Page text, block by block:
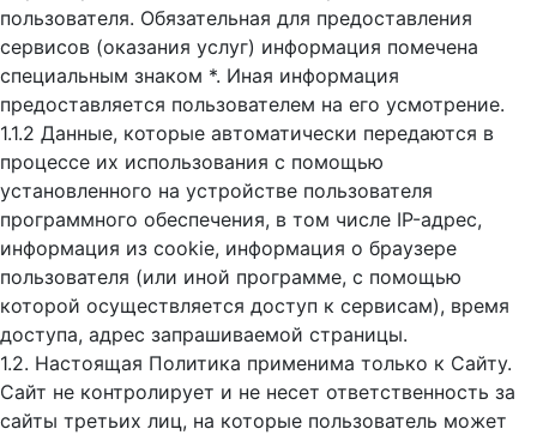
пользователя. Обязательная для предоставления
сервисов (оказания услуг) информация помечена
специальным знаком *. Иная информация
предоставляется пользователем на его усмотрение.
1.1.2 Данные, которые автоматически передаются в
процессе их использования с помощью
установленного на устройстве пользователя
программного обеспечения, в том числе IP-адрес,
информация из cookie, информация о браузере
пользователя (или иной программе, с помощью
которой осуществляется доступ к cервисам), время
доступа, адрес запрашиваемой страницы.
1.2. Настоящая Политика применима только к Сайту.
Сайт не контролирует и не несет ответственность за
сайты третьих лиц, на которые пользователь может